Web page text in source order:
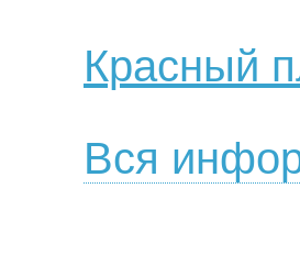
Красный
Вся